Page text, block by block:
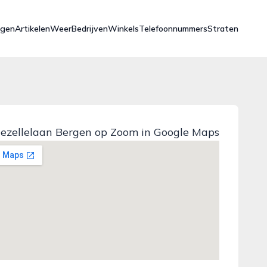
ArtikelenWeerBedrijvenWinkelsTelefoonnummersStraten
Bergen op Zoom in Google Maps